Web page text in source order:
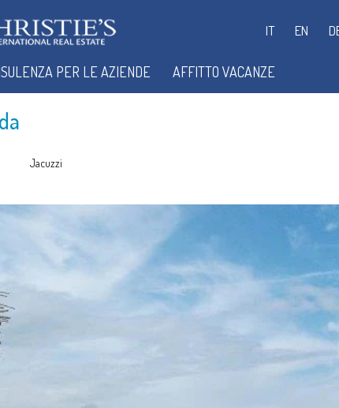
Jacuzzi
EN
IT
PER LE AZIENDE AFFITTO VACANZE